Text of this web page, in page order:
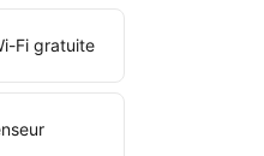
Fi gratuite